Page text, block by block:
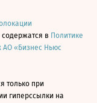
в Политике
АО «Бизнес Ньюс
только при
гиперссылки на